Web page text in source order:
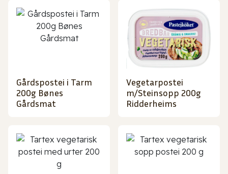
Gårdspostei i Tarm
200g Bønes
Gårdsmat
Vegetarpostei
m/Steinsopp 200g
Ridderheims